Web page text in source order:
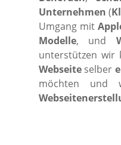
Unternehmen (
Umgang mit
Modelle, und
unterstützen wir
Webseiteselber
möchten und